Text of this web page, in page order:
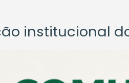
institucional